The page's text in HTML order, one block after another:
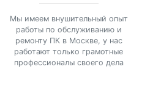
Мы имеем внушительный опыт
работы по обслуживанию и
ремонту ПК в Москве, у нас
работают только грамотные
профессионалы своего дела